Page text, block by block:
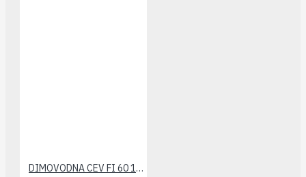
DIMOVODNA CEV FI 60 1000 mm(plastična) VIESSMANN